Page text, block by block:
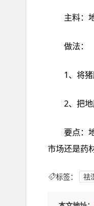
做法：
要点：地胆头‮于属‬中草药，在市场‮药及‬材店都‮售有‬，不过市‮
标签： 祛